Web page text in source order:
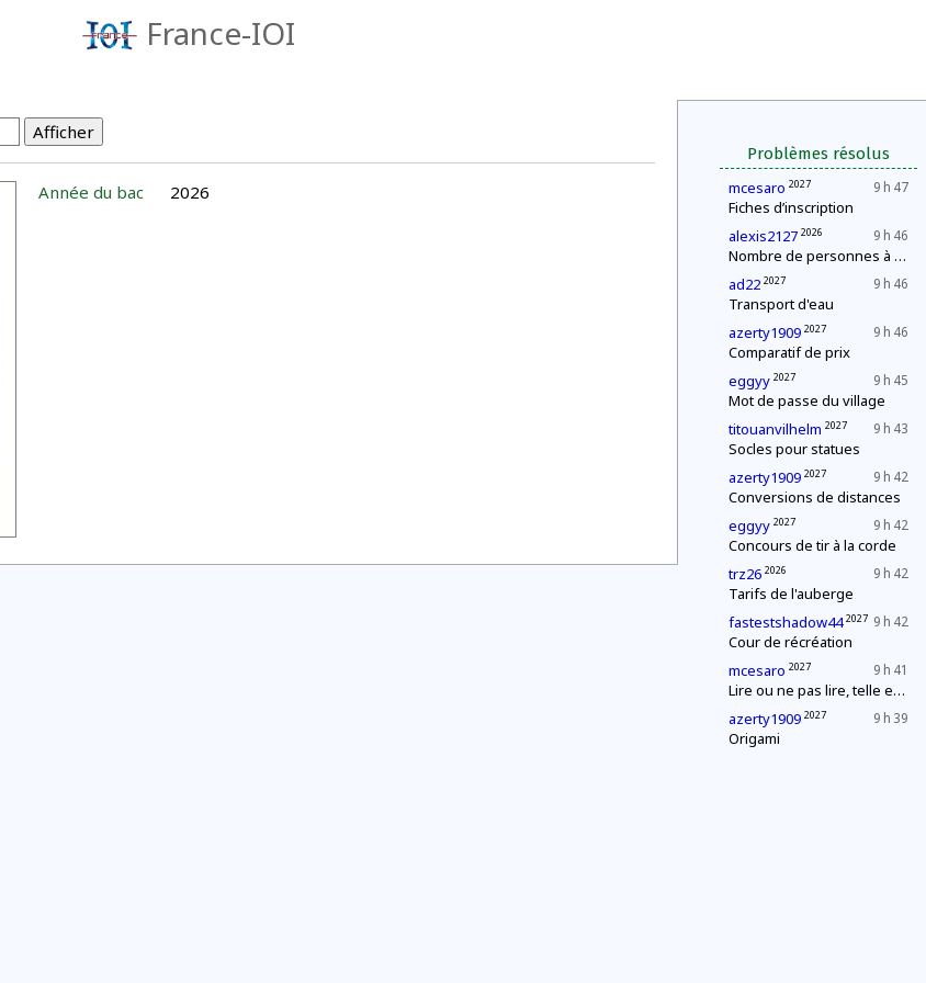
France-IOI
Problèmes résolus
9 h 47
mcesaro 2027
Fiches d’inscription
9 h 46
alexis2127 2026
Nombre de personnes à la fête
9 h 46
ad22 2027
Transport d'eau
9 h 46
azerty1909 2027
Comparatif de prix
9 h 45
eggyy 2027
Mot de passe du village
9 h 43
titouanvilhelm 2027
Socles pour statues
9 h 42
azerty1909 2027
Conversions de distances
9 h 42
eggyy 2027
Concours de tir à la corde
9 h 42
trz26 2026
Tarifs de l'auberge
9 h 42
fastestshadow44 2027
Cour de récréation
9 h 41
mcesaro 2027
Lire ou ne pas lire, telle est la question
9 h 39
azerty1909 2027
Origami
Année du bac 2026